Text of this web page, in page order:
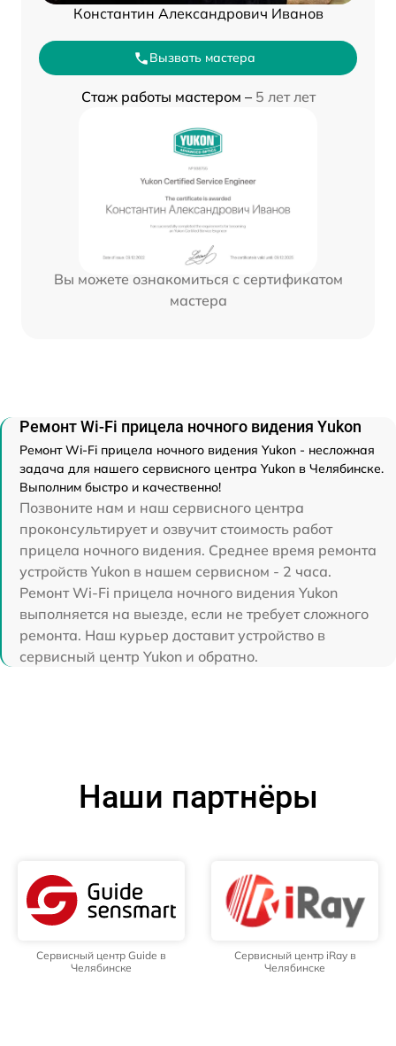
Константин Александрович Иванов
Вызвать мастера
Стаж работы мастером – 5 лет лет
Вы можете ознакомиться с сертификатом
мастера
Ремонт Wi-Fi прицела ночного видения Yukon
Ремонт Wi-Fi прицела ночного видения Yukon - несложная
задача для нашего сервисного центра Yukon в Челябинске.
Выполним быстро и качественно!
Позвоните нам и наш сервисного центра
проконсультирует и озвучит стоимость работ
прицела ночного видения. Среднее время ремонта
устройств Yukon в нашем сервисном - 2 часа.
Ремонт Wi-Fi прицела ночного видения Yukon
выполняется на выезде, если не требует сложного
ремонта. Наш курьер доставит устройство в
сервисный центр Yukon и обратно.
Наши партнёры
Сервисный центр Guide в
Челябинске
Сервисный центр iRay в
Челябинске